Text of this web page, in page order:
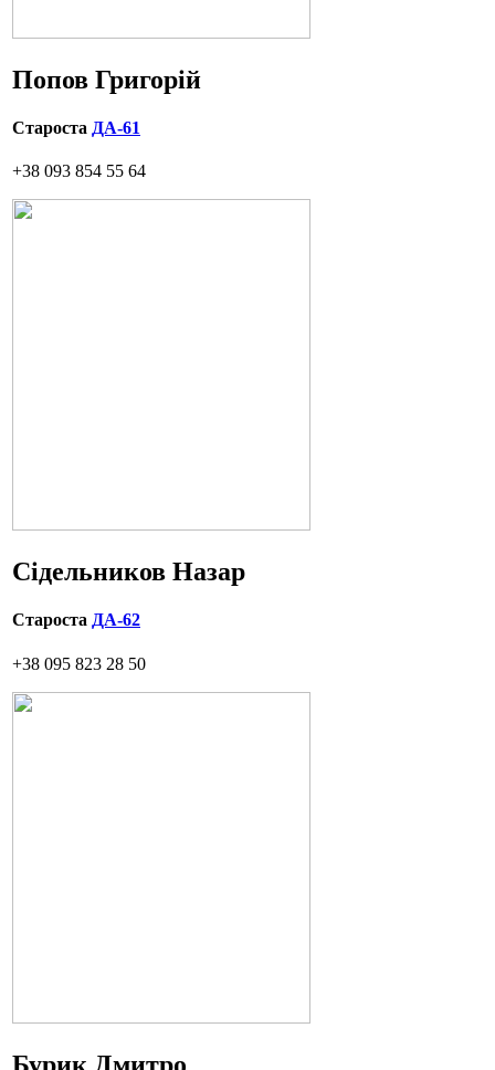
Попов Григорій
Староста ДА-61
+38 093 854 55 64
Сідельников Назар
Староста ДА-62
+38 095 823 28 50
Бурик Дмитро